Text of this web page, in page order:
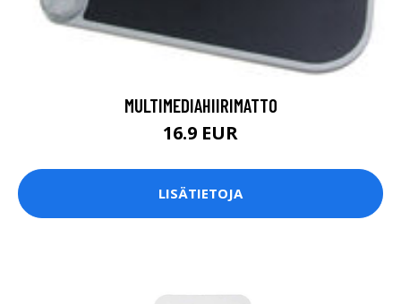
MULTIMEDIAHIIRIMATTO
16.9 EUR
LISÄTIETOJA